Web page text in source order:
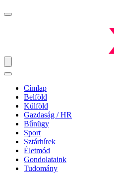
Címlap
Belföld
Külföld
Gazdaság / HR
Bűnügy
Sport
Sztárhírek
Életmód
Gondolataink
Tudomány